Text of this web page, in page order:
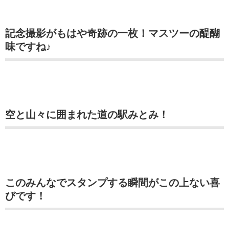
記念撮影がもはや奇跡の一枚！マスツーの醍醐
味ですね♪
空と山々に囲まれた道の駅みとみ！
このみんなでスタンプする瞬間がこの上ない喜
びです！